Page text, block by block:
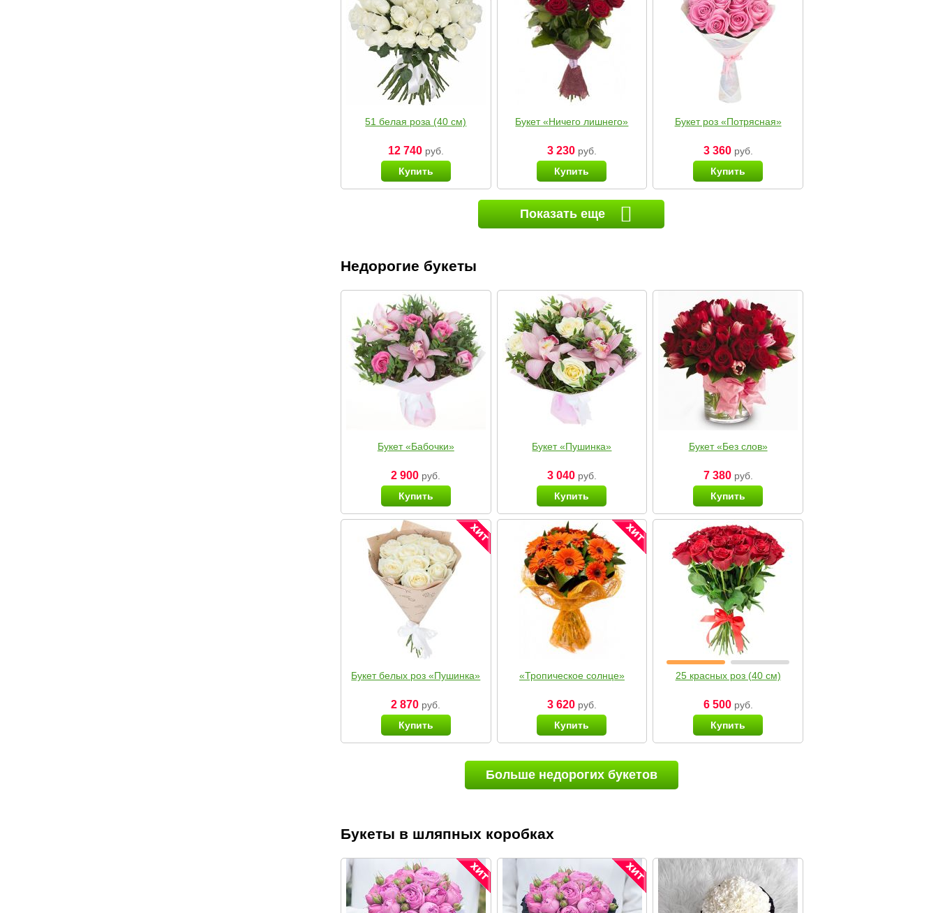
51 белая роза (40 см)
12 740руб.
Купить
Букет «Ничего лишнего»
3 230руб.
Купить
Букет роз «Потрясная»
3 360руб.
Купить
Показать еще
Недорогие букеты
Букет «Бабочки»
2 900 руб.
Купить
Букет «Пушинка»
3 040руб.
Купить
Букет «Без слов»
7 380руб.
Купить
Букет белых роз «Пушинка»
2 870 руб.
Купить
«Тропическое солнце»
3 620руб.
Купить
25 красных роз (40 см)
6 500руб.
Купить
Больше недорогих букетов
Букеты в шляпных коробках